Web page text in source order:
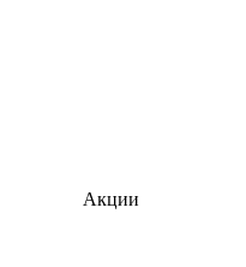
Акции